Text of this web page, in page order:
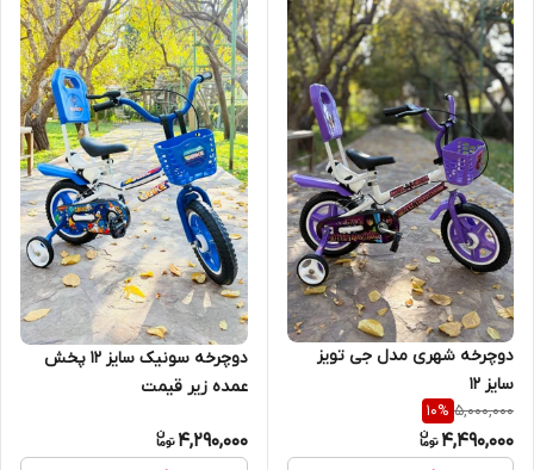
دوچرخه شهری مدل جی تویز
سایز 12
5,000,000
10%
4,490,000
دوچرخه سونیک سایز ۱۲ پخش
عمده زیر قیمت
4,290,000